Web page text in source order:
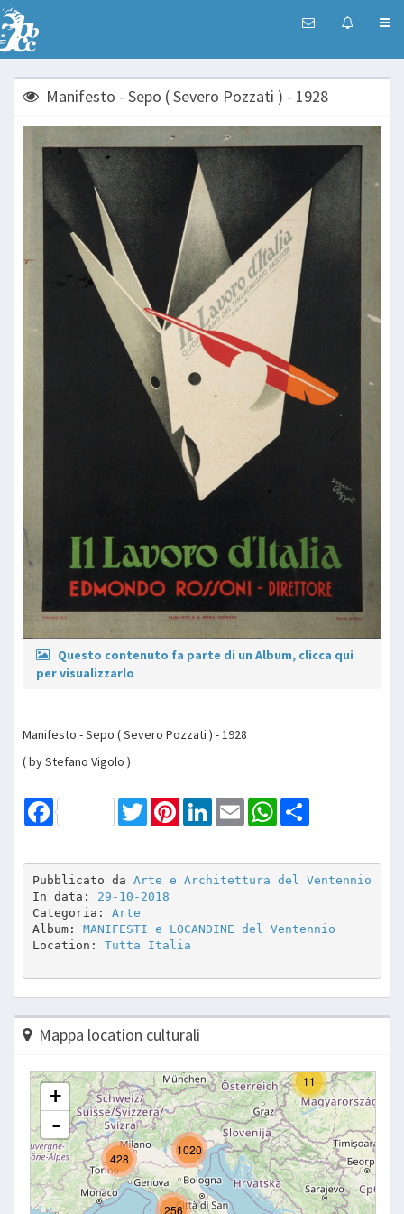
Manifesto - Sepo ( Severo Pozzati ) - 1928
Questo contenuto fa parte di un Album, clicca qui
per visualizzarlo
Manifesto - Sepo ( Severo Pozzati ) - 1928
( by Stefano Vigolo )
Facebook TwitterPinterestLinkedInEmail WhatsApp
Pubblicato da Arte e Architettura del Ventennio
In data: 29-10-2018
Categoria: Arte
Album: MANIFESTI e LOCANDINE del Ventennio
Location: Tutta Italia
Mappa location culturali